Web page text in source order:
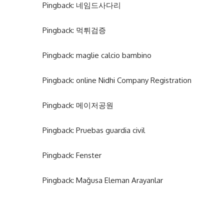
Pingback: 네임드사다리
Pingback: 먹튀검증
Pingback: maglie calcio bambino
Pingback: online Nidhi Company Registration
Pingback: 메이저공원
Pingback: Pruebas guardia civil
Pingback: Fenster
Pingback: Mağusa Eleman Arayanlar